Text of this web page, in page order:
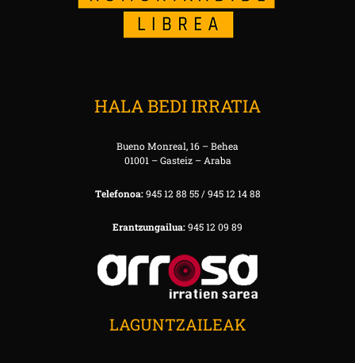
HALA BEDI IRRATIA
Bueno Monreal, 16 – Behea
01001 – Gasteiz – Araba
Telefonoa:945 12 88 55 / 945 12 14 88
Erantzungailua:945 12 09 89
LAGUNTZAILEAK